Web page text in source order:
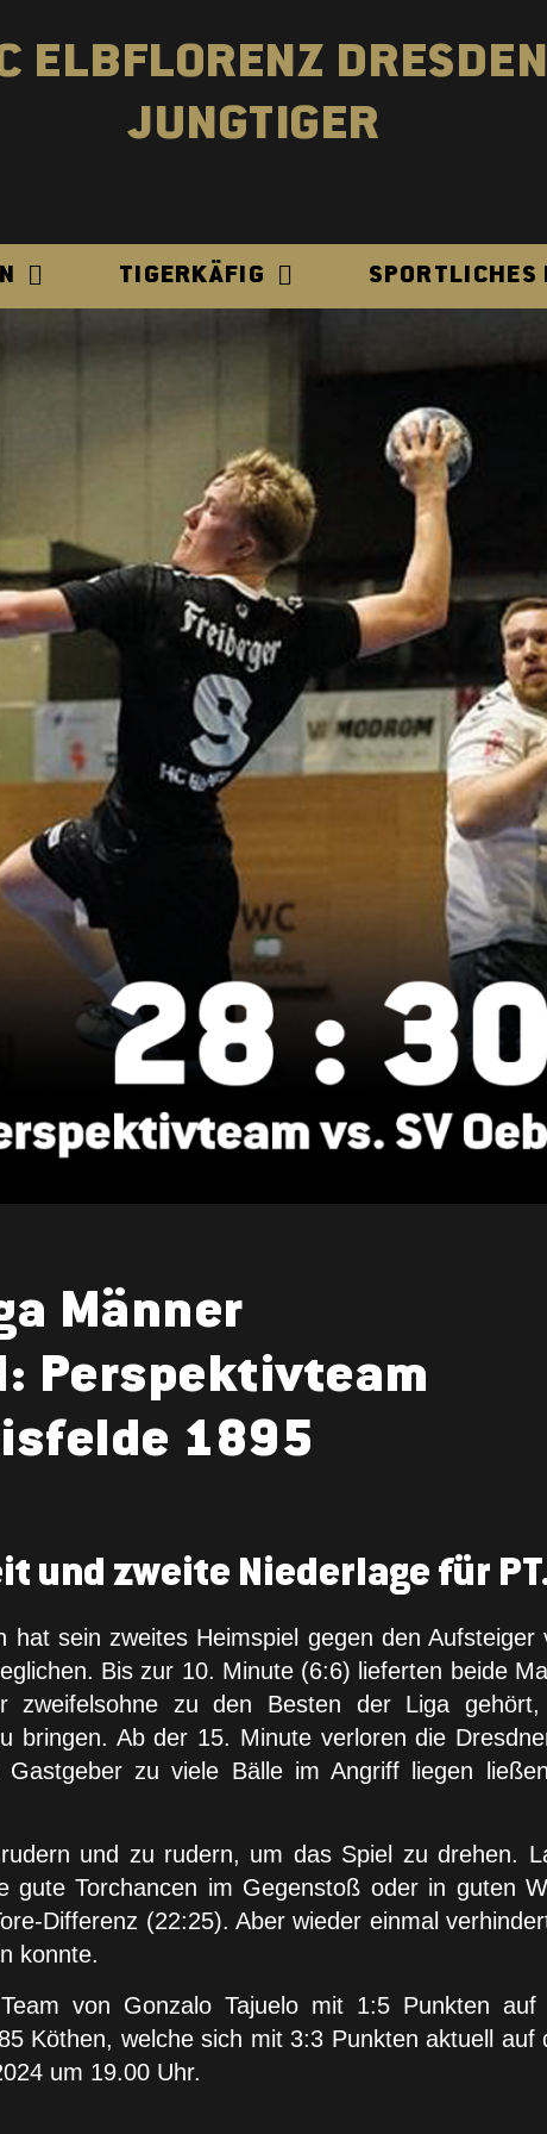
ELBFLORENZ
JUNGTIGER
TIGERKÄFIG SPORTLICHES
Männer
Perspektivteam
1895
und zweite Niederlage für
sein zweites Heimspiel gegen den
Bis zur 10. Minute (6:6) lieferten beide
zweifelsohne zu den Besten der Liga
bringen. Ab der 15. Minute verloren die
Gastgeber zu viele Bälle im Angriff liegen
und zu rudern, um das Spiel zu drehen.
gute Torchancen im Gegenstoß oder in guten
Differenz (22:25). Aber wieder einmal
konnte.
von Gonzalo Tajuelo mit 1:5 Punkten
Köthen, welche sich mit 3:3 Punkten aktuell
um 19.00 Uhr.